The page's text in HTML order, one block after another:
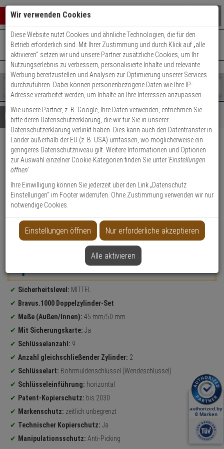
Warenkorb schließen
0 ARTIKEL IM WARENKORB
Ihr Warenkorb ist momentan leer.
Ergebnisse ()
Fertig
Shop
durchsuchen
Bitte
geben
Sie
mindestens
Zeichen
ein,
um
Suche
Es
wurde
noch
Kategorien
Suche
gestartet
+49 (0)821 899 493-0Mo. - Do.: 8:00 - 16:30 | Fr.: 8:00 - 14:00 Uhr
Kontaktservice nutzen
Details Beratung
2er Abus Bravus 1000
Doppelzylinder 45/50 9 Schl.
Produktmerkmale
Zylinder messen
Produktinformationen
Sicherheitslevel: MITTEL
Bravus.1000 Doppelzylinder-Set
Maße (Außen/Innen): 45 mm/50 mm
Mit Sicherungskarte: Ja
Schlüsselanzahl: 9
Anzahl gleichschließender Zylinder: 2
Schlüsselart: Bohrmuldenschlüssel (Wendeschlüssel)
Schlüsseleinführung: horizontal
Patent-Kopierschutz: bis 2030
Markenschutz: zeitlich unbegrenzt
Technischer Kopierschutz: Ja
Manipulationsschutz: Anti-Picking
Wir verwenden Cookies
Diese Website nutzt Cookies und ähnliche Technologien, die für den
Betrieb erforderlich sind. Mit Ihrer Zustimmung und durch Klick auf „alle
aktivieren“ setzen wir und unsere Partner zusätzliche Cookies, um Ihr
Nutzungserlebnis zu verbessern, personalisierte Inhalte und relevante
Werbung bereitzustellen und Analysen zur Optimierung unserer Services
durchzuführen. Dabei können personenbezogene Daten wie Ihre IP-
Adresse verarbeitet werden, um Inhalte an Ihre Interessen anzupassen.
Wie unsere Partner, z. B. Google , Ihre Daten verwenden, entnehmen Sie
bitte deren Datenschutzerklärung, die wir für Sie in unserer
Datenschutzerklärung verlinkt haben. Dies kann auch den Datentransfer in
Länder außerhalb der EU (z. B. USA) umfassen, wo möglicherweise ein
geringeres Datenschutzniveau gilt. Weitere Informationen und Optionen
zur Auswahl einzelner Cookie-Kategorien finden Sie unter 'Einstellungen
öffnen'.
Ihre Einwilligung können Sie jederzeit über den Link „Datenschutz
Einstellungen“ im Footer widerrufen. Ohne Zustimmung verwenden wir nur
notwendige Cookies.
Einstellungen öffnen Nur erforderliche akzeptieren
Alle aktivieren